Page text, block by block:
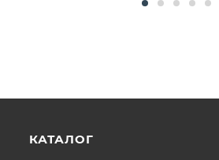
КАТАЛОГ